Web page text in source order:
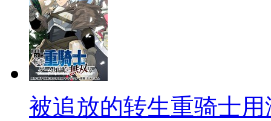
被追放的转生重骑士